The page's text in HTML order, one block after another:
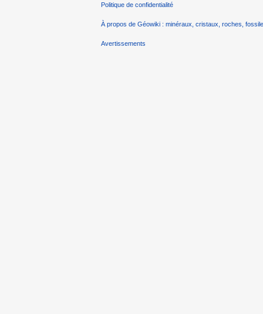
Politique de confidentialité
À propos de Géowiki : minéraux, cristaux, roches,
Avertissements